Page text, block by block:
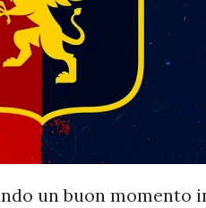
un buon momento